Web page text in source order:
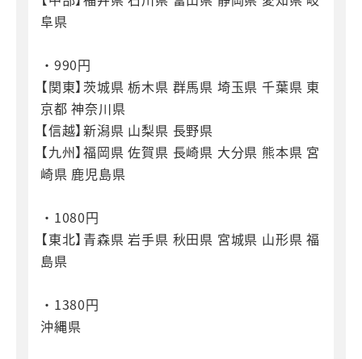
阜県
・990円
【関東】茨城県 栃木県 群馬県 埼玉県 千葉県 東
京都 神奈川県
【信越】新潟県 山梨県 長野県
【九州】福岡県 佐賀県 長崎県 大分県 熊本県 宮
崎県 鹿児島県
・1080円
【東北】青森県 岩手県 秋田県 宮城県 山形県 福
島県
・1380円
沖縄県